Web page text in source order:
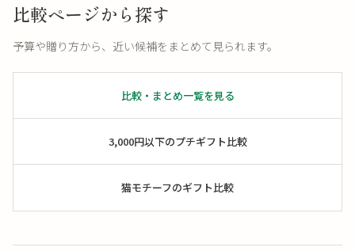
比較ページから探す
予算や贈り方から、近い候補をまとめて見られます。
比較・まとめ一覧を見る
3,000円以下のプチギフト比較
猫モチーフのギフト比較